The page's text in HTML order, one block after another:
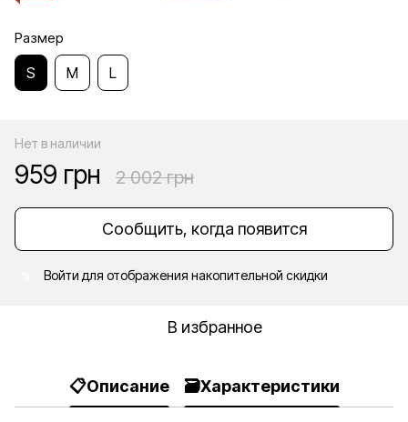
Размер
S M L
Нет в наличии
959 грн 2 002 грн
Сообщить, когда появится
Войти для отображения накопительной скидки
В избранное
📋Описание 🗃️Характеристики